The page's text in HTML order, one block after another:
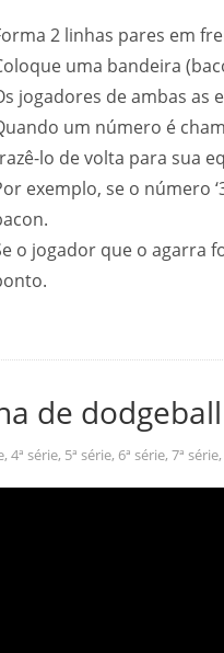
2 linhas pares em
uma bandeira
jogadores de ambas
um número é
lo de volta para sua
exemplo, se o número
o jogador que o agarra
de dodgeball
, 4ª série, 5ª série, 6ª série, 7ª série,